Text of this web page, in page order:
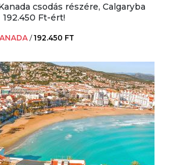
csodás részére, Calgaryba
192.450 Ft-ért!
/192.450 FT